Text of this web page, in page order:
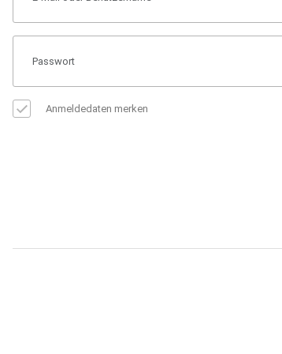
Anmeldedaten merken